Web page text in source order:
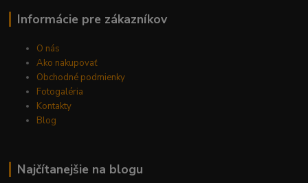
Informácie pre zákazníkov
O nás
Ako nakupovať
Obchodné podmienky
Fotogaléria
Kontakty
Blog
Najčítanejšie na blogu